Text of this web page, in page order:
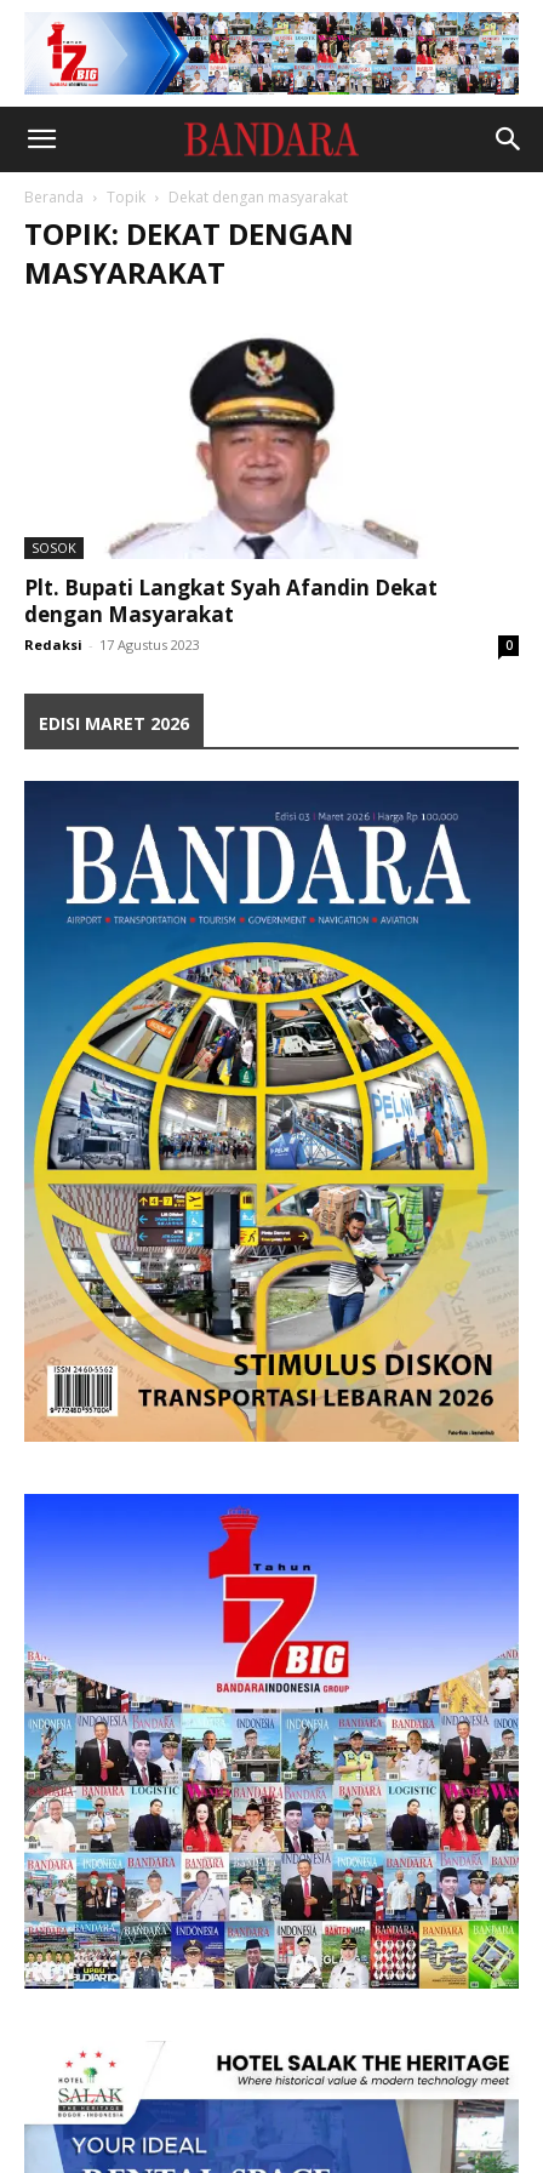
Beranda Topik Dekat dengan masyarakat
TOPIK: DEKAT DENGAN
MASYARAKAT
SOSOK
Plt. Bupati Langkat Syah Afandin Dekat
dengan Masyarakat
Redaksi - 17 Agustus 2023 0
EDISI MARET 2026